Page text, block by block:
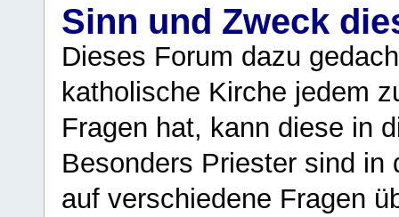
Sinn und Zweck
Dieses Forum dazu
katholische Kirche jedem
Fragen hat, kann diese in
Besonders Priester sind in
auf verschiedene Fragen